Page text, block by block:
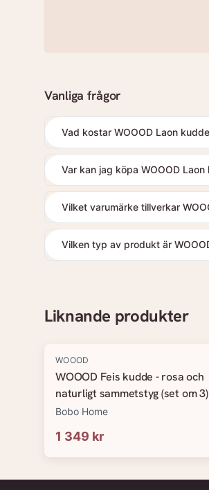
Vanliga frågor
Vad kostar WOOOD Laon
Var kan jag köpa WOOOD
Vilket varumärke tillverkar
Vilken typ av produkt är
Liknande produkter
WOOOD
WOOOD Feis kudde - rosa och
naturligt sammetstyg (set om 3)
Bobo Home
1 349 kr